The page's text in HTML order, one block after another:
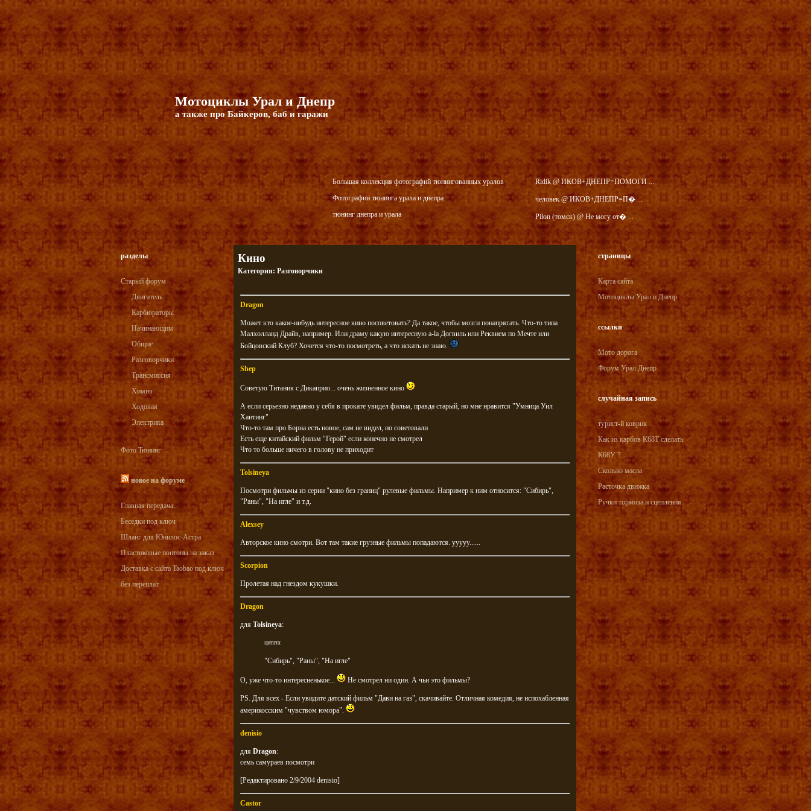
Мотоциклы Урал и Днепр
а также про Байкеров, баб и гаражи
Большая коллекция фотографий тюнингованных уралов
Фотографии тюнинга урала и днепра
тюнинг днепра и урала
Ridik @ ИКОВ+ДНЕПР=ПОМОГИ ...
человек @ ИКОВ+ДНЕПР=П� ...
Pilon (томск) @ Не могу от� ...
разделы
Старый форум
Двигатель
Карбюраторы
Начинающим
Общие
Разговорчики
Трансмиссия
Химия
Ходовая
Электрика
Фото Тюнинг
новое на форуме
Главная передача.
Беседки под ключ
Шланг для Юнилос-Астра
Пластиковые понтоны на заказ
Доставка с сайта Taobao под ключ
без переплат
Кино
Категория: Разговорчики
Dragon
Может кто какое-нибудь интересное кино посоветовать? Да такое, чтобы мозги понапрягать. Что-то типа
Малхолланд Драйв, например. Или драму какую интересную a-la Догвиль или Реквием по Мечте или
Бойцовский Клуб? Хочется что-то посмотреть, а что искать не знаю.
Shep
Советую Титаник с Дикаприо... очень жизненное кино
А если серьезно недавно у себя в прокате увидел фильм, правда старый, но мне нравится "Умница Уил
Хантинг"
Что-то там про Борна есть новое, сам не видел, но советовали
Есть еще китайский фильм "Герой" если конечно не смотрел
Что то больше ничего в голову не приходит
Tolsineya
Посмотри фильмы из серии "кино без границ" рулевые фильмы. Например к ним относится: "Сибирь",
"Раны", "На игле" и т.д.
Alexsey
Авторское кино смотри. Вот там такие грузные фильмы попадаются. ууууу......
Scorpion
Пролетая над гнездом кукушки.
Dragon
для Tolsineya:
цитата:
"Сибирь", "Раны", "На игле"
О, уже что-то интересненькое... Не смотрел ни один. А чьи это фильмы?
PS. Для всех - Если увидите датский фильм "Дави на газ", скачивайте. Отличная комедия, не испохабленная
америкосским "чувством юмора".
denisio
для Dragon:
семь самураев посмотри
[Редактировано 2/9/2004 denisio]
Castor
страницы
Карта сайта
Мотоциклы Урал и Днепр
ссылки
Мото дорога
Форум Урал Днепр
случайная запись
турист-й коврик
Как из карбов К68Т сделать
К68У ?
Сколько масла
Расточка движка
Ручки тормоза и сцепления